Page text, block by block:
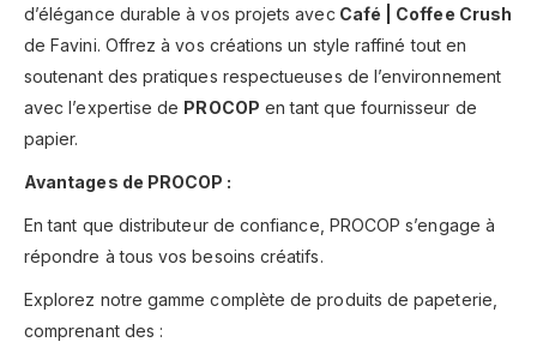
d’élégance durable à vos projets avec Café | Coffee Crush
de Favini. Offrez à vos créations un style raffiné tout en
soutenant des pratiques respectueuses de l’environnement
avec l’expertise de PROCOP en tant que fournisseur de
papier.
Avantages de PROCOP :
En tant que distributeur de confiance, PROCOP s’engage à
répondre à tous vos besoins créatifs.
Explorez notre gamme complète de produits de papeterie,
comprenant des :